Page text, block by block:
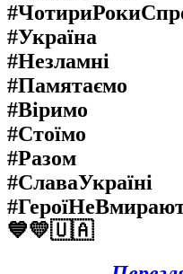
#Україна
#Незламні
#Памятаємо
#Віримо
#Стоїмо
#Разом
#СлаваУкраїні
💙💛🇺🇦